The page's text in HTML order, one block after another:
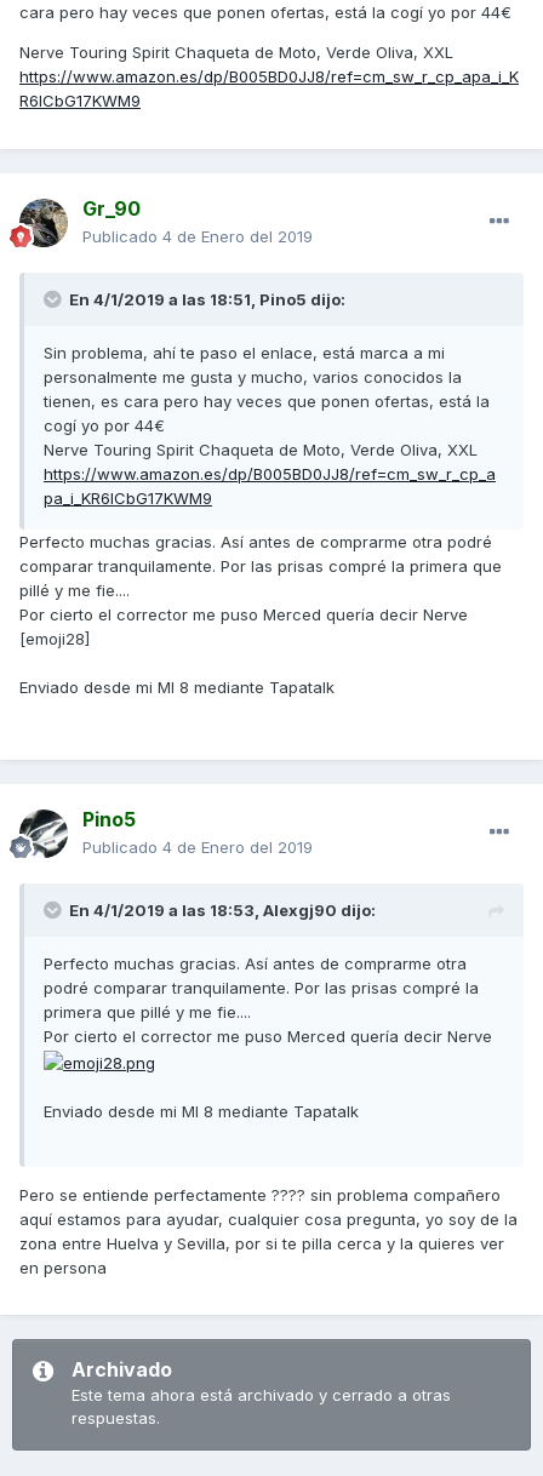
cara pero hay veces que ponen ofertas, está la cogí yo por 44€
Nerve Touring Spirit Chaqueta de Moto, Verde Oliva, XXL
https://www.amazon.es/dp/B005BD0JJ8/ref=cm_sw_r_cp_apa_i_K
R6lCbG17KWM9
Gr_90
Publicado 4 de Enero del 2019
En 4/1/2019 a las 18:51, Pino5 dijo:
Sin problema, ahí te paso el enlace, está marca a mi
personalmente me gusta y mucho, varios conocidos la
tienen, es cara pero hay veces que ponen ofertas, está la
cogí yo por 44€
Nerve Touring Spirit Chaqueta de Moto, Verde Oliva, XXL
https://www.amazon.es/dp/B005BD0JJ8/ref=cm_sw_r_cp_a
pa_i_KR6lCbG17KWM9
Perfecto muchas gracias. Así antes de comprarme otra podré
comparar tranquilamente. Por las prisas compré la primera que
pillé y me fie....
Por cierto el corrector me puso Merced quería decir Nerve
[emoji28]
Enviado desde mi MI 8 mediante Tapatalk
Pino5
Publicado 4 de Enero del 2019
En 4/1/2019 a las 18:53, Alexgj90 dijo:
Perfecto muchas gracias. Así antes de comprarme otra
podré comparar tranquilamente. Por las prisas compré la
primera que pillé y me fie....
Por cierto el corrector me puso Merced quería decir Nerve
Enviado desde mi MI 8 mediante Tapatalk
Pero se entiende perfectamente ???? sin problema compañero
aquí estamos para ayudar, cualquier cosa pregunta, yo soy de la
zona entre Huelva y Sevilla, por si te pilla cerca y la quieres ver
en persona
Archivado
Este tema ahora está archivado y cerrado a otras
respuestas.